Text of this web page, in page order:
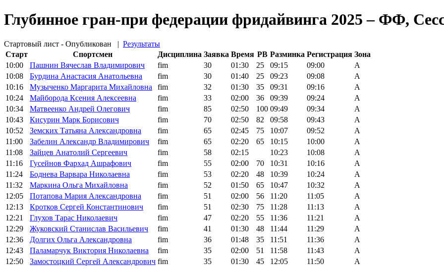
Глубинное гран-при федерации фридайвинга 2025 – ФФ,
Стартовый лист - Опубликован | Результаты
Старт
Спортсмен Дисциплина Заявка Время PB Разминка Регистрация Зона
10:00
Пашнин Вячеслав Владимирович fim 30 01:30 25 09:15 09:00
A
10:08
Бурдина Анастасия Анатольевна fim 30 01:40 25 09:23 09:08
A
10:16
Музыченко Маргарита Михайловна fim 32 01:30 35 09:31 09:16
A
10:24
Майборода Ксения Алексеевна fim 33 02:00 36 09:39 09:24
A
10:34
Матвеенко Андрей Олегович fim 85 02:50 100 09:49 09:34
A
10:43
Кисурин Марк Борисович fim 70 02:50 82 09:58 09:43
A
10:52
Земских Татьяна Александровна fim 65 02:45 75 10:07 09:52
A
11:00
Забелин Александр Владимирович fim 65 02:20 65 10:15 10:00
A
11:08
Зайцев Анатолий Сергеевич fim 58 02:15 10:23 10:08
A
11:16
Гусейнов Фархад Ашрафович fim 55 02:00 70 10:31 10:16
A
11:24
Боднева Варвара Николаевна fim 53 02:20 48 10:39 10:24
A
11:32
Маркина Ольга Михайловна fim 52 01:50 65 10:47 10:32
A
12:05
Потапова Мария Александровна fim 51 02:00 56 11:20 11:05
A
12:13
Кротков Сергей Константинович fim 51 02:30 75 11:28 11:13
A
12:21
Глухов Тарас Николаевич fim 47 02:20 55 11:36 11:21
A
12:29
Жуковский Станислав Васильевич fim 41 01:30 48 11:44 11:29
A
12:36
Долгих Ольга Александровна fim 36 01:48 35 11:51 11:36
A
12:43
Паламарчук Виктория Николаевна fim 35 02:00 51 11:58 11:43
A
12:50
Замостоцкий Сергей Александрович fim 35 01:30 45 12:05 11:50
A